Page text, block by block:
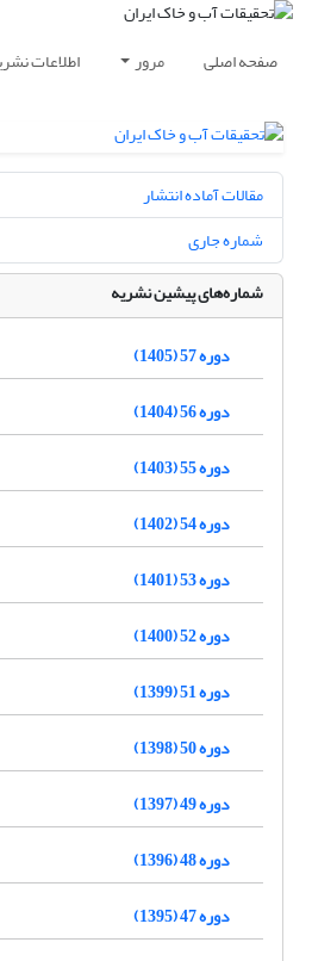
صفحه اصلی مرور اطلاعات
مقالات آماده انتشار
شماره جاری
شماره‌های پیشین نشریه
دوره 57 (1405)
دوره 56 (1404)
دوره 55 (1403)
دوره 54 (1402)
دوره 53 (1401)
دوره 52 (1400)
دوره 51 (1399)
دوره 50 (1398)
دوره 49 (1397)
دوره 48 (1396)
دوره 47 (1395)